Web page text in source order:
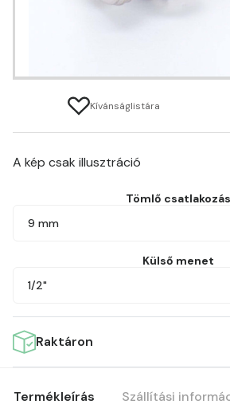
Kívánságlistára
A kép csak illusztráció
Tömlő csatlakozás
9 mm
Külső menet
1/2"
Raktáron
Termékleírás Szállítási